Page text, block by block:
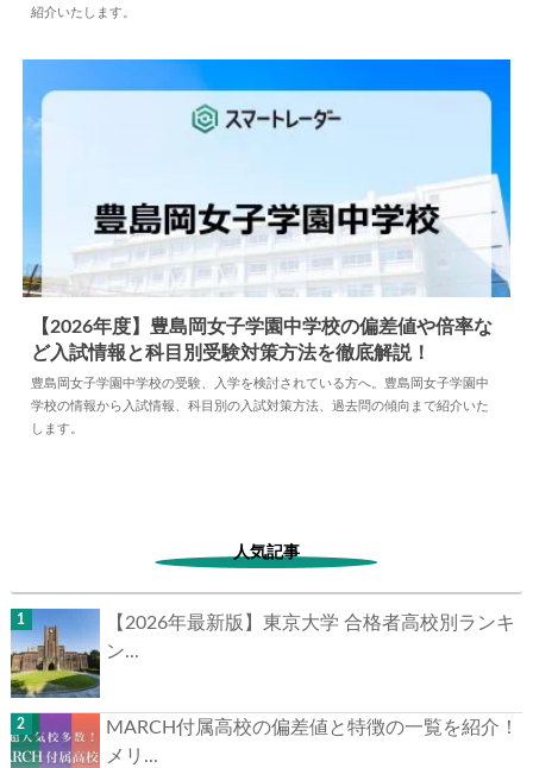
紹介いたします。
中学情報 2025.04.11
【2026年度】豊島岡女子学園中学校の偏差値や倍率な
ど入試情報と科目別受験対策方法を徹底解説！
豊島岡女子学園中学校の受験、入学を検討されている方へ。豊島岡女子学園中
学校の情報から入試情報、科目別の入試対策方法、過去問の傾向まで紹介いた
します。
人気記事
【2026年最新版】東京大学 合格者高校別ランキ
ン...
MARCH付属高校の偏差値と特徴の一覧を紹介！
メリ...